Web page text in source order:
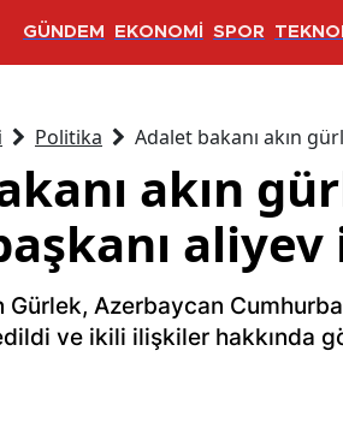
GÜNDEM EKONOMİ SPOR
Politika Adalet bakanı akın
akın
Gürlek, Azerbaycan
ve ikili ilişkiler hakkında